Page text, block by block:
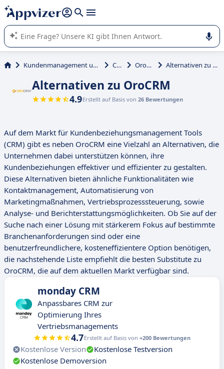
beantworten (mehrere Zeilen mit
Die KI von Appvizer führt Sie bei der Nutzung oder Auswahl
von SaaS-Software in Unternehmen.
Kundenmanagement und Vertrieb CRM OroCRM Alternativen zu OroCRM
Alternativen zu OroCRM
4.9Erstellt auf Basis von 26 Bewertungen
Auf dem Markt für Kundenbeziehungsmanagement Tools
(CRM) gibt es neben OroCRM eine Vielzahl an Alternativen, die
Unternehmen dabei unterstützen können, ihre
Kundenbeziehungen effektiver und effizienter zu gestalten.
Diese Alternativen bieten ähnliche Funktionalitäten wie
Kontaktmanagement, Automatisierung von
Marketingmaßnahmen, Vertriebsprozesssteuerung, sowie
Analyse- und Berichterstattungsmöglichkeiten. Ob Sie auf der
Suche nach einer Lösung mit stärkerem Fokus auf bestimmte
Branchenanforderungen sind oder eine
benutzerfreundlichere, kosteneffizientere Option benötigen,
die nachstehende Liste empfiehlt die besten Substitute zu
OroCRM, die auf dem aktuellen Markt verfügbar sind.
monday CRM
Anpassbares CRM zur
Optimierung Ihres
Vertriebsmanagements
4.7Erstellt auf Basis von +200 Bewertungen
Kostenlose Version
Kostenlose Testversion
Kostenlose Demoversion